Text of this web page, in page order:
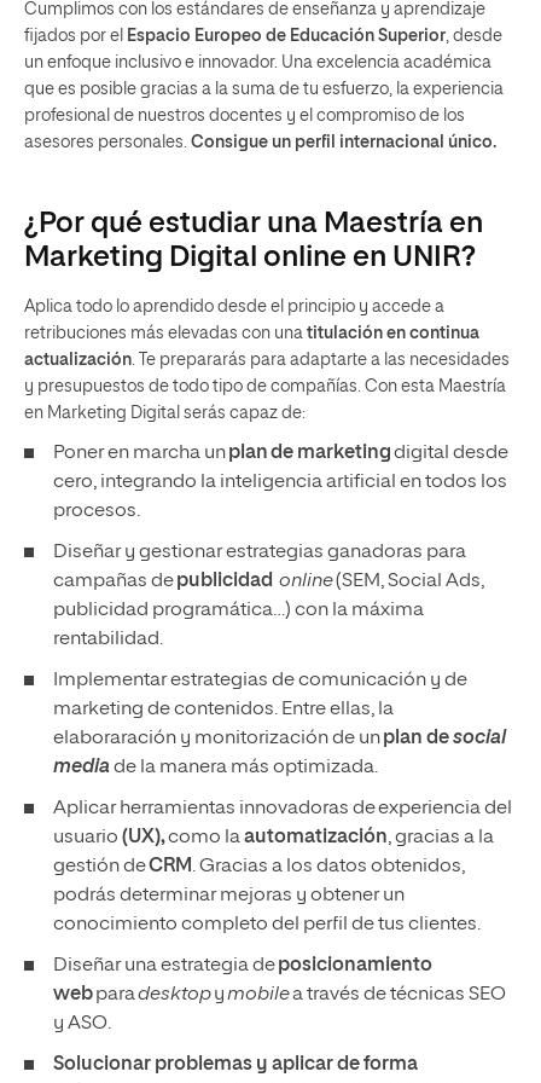
Cumplimos con los estándares de enseñanza y aprendizaje
fijados por el Espacio Europeo de Educación Superior, desde
un enfoque inclusivo e innovador. Una excelencia académica
que es posible gracias a la suma de tu esfuerzo, la experiencia
profesional de nuestros docentes y el compromiso de los
asesores personales. Consigue un perfil internacional único.
¿Por qué estudiar una Maestría en
Marketing Digital online en UNIR?
Aplica todo lo aprendido desde el principio y accede a
retribuciones más elevadas con una titulación en continua
actualización. Te prepararás para adaptarte a las necesidades
y presupuestos de todo tipo de compañías. Con esta Maestría
en Marketing Digital serás capaz de:
Poner en marcha unplande marketingdigital desde
cero, integrando la inteligencia artificial en todos los
procesos.
Diseñar y gestionar estrategias ganadoras para
campañas depublicidad online(SEM, Social Ads,
publicidad programática…) con la máxima
rentabilidad.
Implementar estrategias de comunicación y de
marketing de contenidos. Entre ellas, la
elaboraración y monitorización de unplan desocial
mediade la manera más optimizada.
Aplicar herramientas innovadoras de experiencia del
usuario (UX),como laautomatización, gracias a la
gestión deCRM. Gracias a los datos obtenidos,
podrás determinar mejoras y obtener un
conocimiento completo del perfil de tus clientes.
Diseñar una estrategia deposicionamiento
webparadesktopymobilea través de técnicas SEO
y ASO.
Solucionar problemas y aplicar de forma